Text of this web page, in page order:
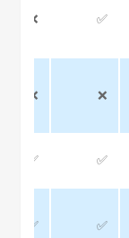
✅
❌
❌
❌
✅
✅
✅
✅